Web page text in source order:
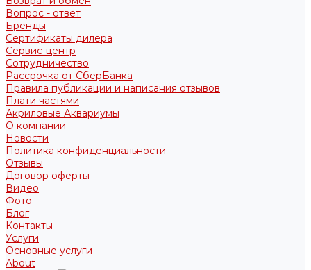
Вопрос - ответ
Бренды
Сертификаты дилера
Сервис-центр
Сотрудничество
Рассрочка от СберБанка
Правила публикации и написания отзывов
Плати частями
Акриловые Аквариумы
О компании
Новости
Политика конфиденциальности
Отзывы
Договор оферты
Видео
Фото
Блог
Контакты
Услуги
Основные услуги
About